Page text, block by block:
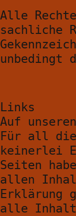
Alle
sachliche
unbedingt
Links
Auf
Für all
keinerlei
Seiten
allen
Erklärung
alle